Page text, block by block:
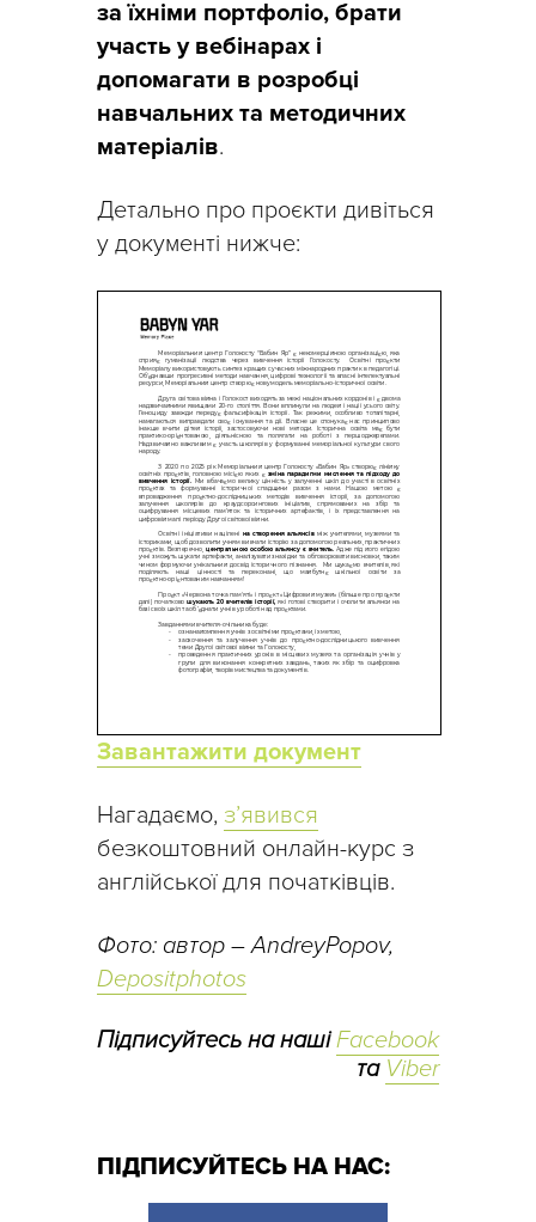
за їхніми портфоліо, брати
участь у вебінарах і
допомагати в розробці
навчальних та методичних
матеріалів.
Детально про проєкти дивіться
у документі нижче:
Завантажити документ
Нагадаємо, з’явився
безкоштовний онлайн-курс з
англійської для початківців.
Фото: автор – AndreyPopov,
Depositphotos
Підписуйтесь на нашіFacebook
та Viber
ПІДПИСУЙТЕСЬ НА НАС: